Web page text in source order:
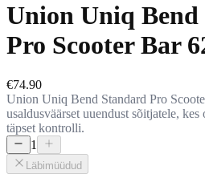
Union Uniq
Pro Scooter Bar
€74.90
Union Uniq Bend Standard Pro
usaldusväärset uuendust sõitjatele,
täpset kontrolli.
1
Läbimüüdud